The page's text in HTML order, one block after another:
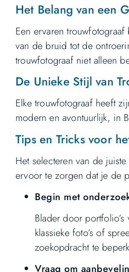
Het Belang van een
Een ervaren
van de bruid tot de
trouwfotograaf niet alleen
De Unieke Stijl van
Elke trouwfotograaf heeft
modern en avontuurlijk, in
Tips en Tricks voor
Het selecteren van de
ervoor te zorgen dat je de
Begin met
Blader door
klassieke foto’s of
zoekopdracht te
Vraag om